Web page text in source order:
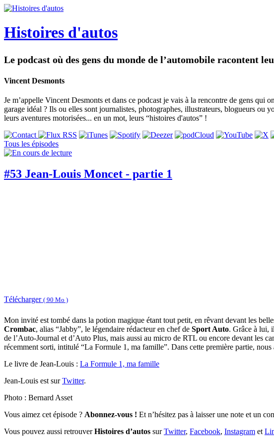
Histoires d'autos
Le podcast où des gens du monde de l’automobile racontent
Vincent Desmonts
Je m’appelle Vincent Desmonts et dans ce podcast je vais à la rencontre de gens qui
garage idéal ? Ils ou elles sont journalistes, photographes, illustrateurs, blogueurs ou
leurs aventures motorisées... en un mot, leurs “histoires d'autos” !
Tous les épisodes
#53 Jean-Louis Moncet - partie 1
Télécharger ( 90 Mo )
Mon invité est tombé dans la potion magique étant tout petit, en rêvant devant les
Crombac, alias “Jabby”, le légendaire rédacteur en chef de Sport Auto. Grâce à lui,
de l’Auto-Journal et d’Auto Plus, mais aussi au micro de RTL ou encore devant les
récemment sorti, intitulé “La Formule 1, ma famille”. Dans cette première partie,
Le livre de Jean-Louis : La Formule 1, ma famille
Jean-Louis est surTwitter.
Photo : Bernard Asset
Vous aimez cet épisode ? Abonnez-vous ! Et n’hésitez pas à laisser une note et un
Vous pouvez aussi retrouverHistoires d’autos surTwitter, Facebook, Instagram et